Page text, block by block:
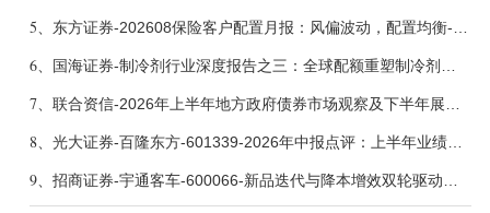
5、
6、
7、
8、 光大证券-百隆东方-601339-2026年中报点评：上半年业绩表现高增，国内外产能均有亮眼表现-260807
9、